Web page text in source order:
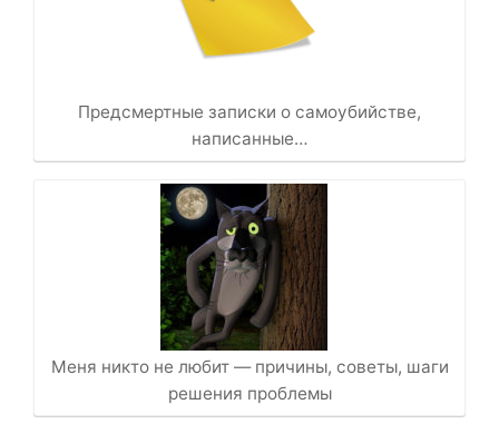
Предсмертные записки о самоубийстве,
написанные…
Меня никто не любит — причины, советы, шаги
решения проблемы